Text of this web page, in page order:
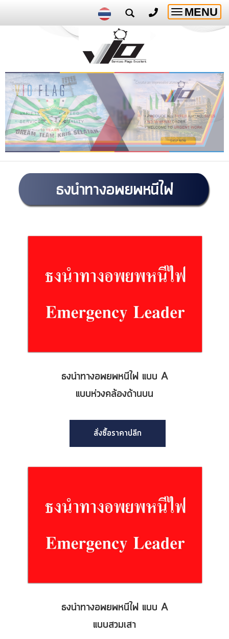
Toggle
MENU
ธงนำทางอพยพหนีไฟ
ธงนำทางอพยพหนีไฟ แบบ A
แบบห่วงคล้องด้านบน
สั่งซื้อราคาปลีก
ธงนำทางอพยพหนีไฟ แบบ A
แบบสวมเสา